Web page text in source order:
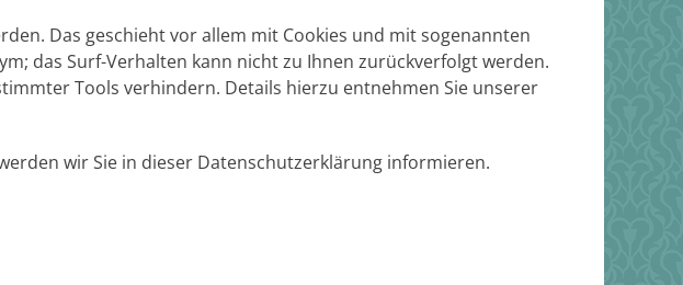
Das geschieht vor allem mit Cookies und mit sogenannten
das Surf-Verhalten kann nicht zu Ihnen zurückverfolgt werden.
Tools verhindern. Details hierzu entnehmen Sie unserer
wir Sie in dieser Datenschutzerklärung informieren.